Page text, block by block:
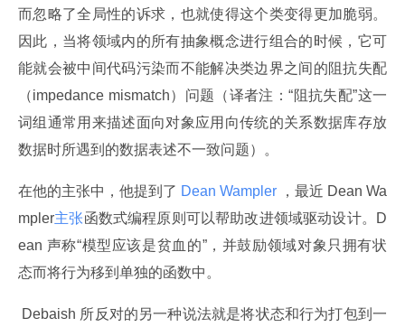
而忽略了全局性的诉求，也就使得这个类变得更加脆弱。
因此，当将领域内的所有抽象概念进行组合的时候，它可
能就会被中间代码污染而不能解决类边界之间的阻抗失配
（impedance mismatch）问题（译者注：“阻抗失配”这一
词组通常用来描述面向对象应用向传统的关系数据库存放
数据时所遇到的数据表述不一致问题）。
在他的主张中，他提到了 Dean Wampler
，最近 Dean Wa
mpler主张函数式编程原则可以帮助改进领域驱动设计。D
ean 声称“模型应该是贫血的”，并鼓励领域对象只拥有状
态而将行为移到单独的函数中。